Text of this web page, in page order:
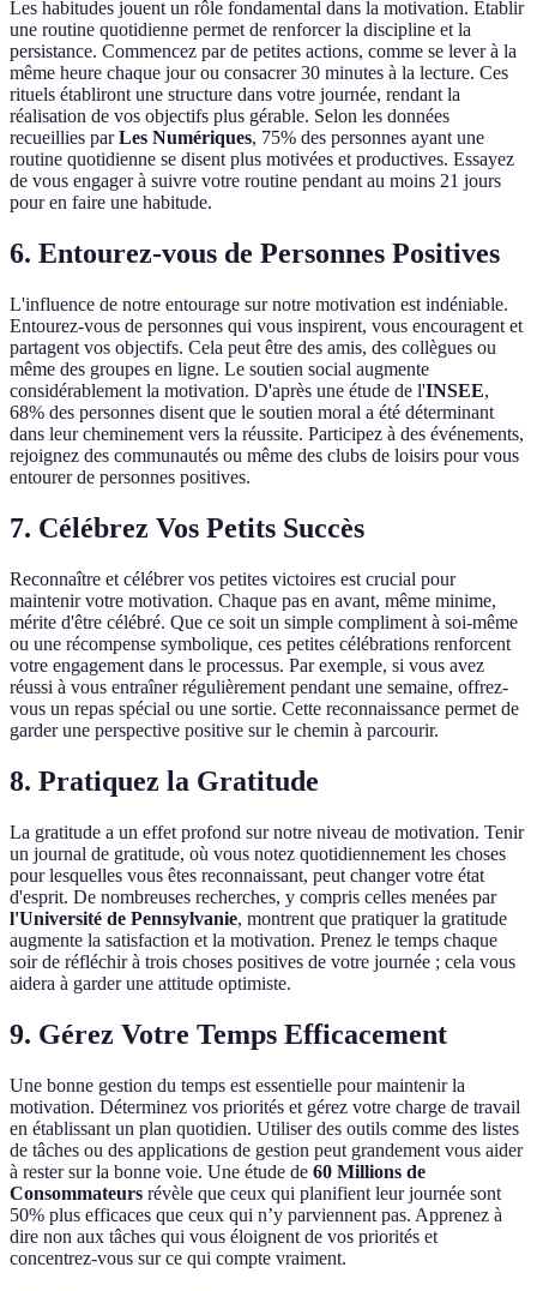
Les habitudes jouent un rôle fondamental dans la motivation. Établir
une routine quotidienne permet de renforcer la discipline et la
persistance. Commencez par de petites actions, comme se lever à la
même heure chaque jour ou consacrer 30 minutes à la lecture. Ces
rituels établiront une structure dans votre journée, rendant la
réalisation de vos objectifs plus gérable. Selon les données
recueillies parLes Numériques, 75% des personnes ayant une
routine quotidienne se disent plus motivées et productives. Essayez
de vous engager à suivre votre routine pendant au moins 21 jours
pour en faire une habitude.
6. Entourez-vous de Personnes Positives
L'influence de notre entourage sur notre motivation est indéniable.
Entourez-vous de personnes qui vous inspirent, vous encouragent et
partagent vos objectifs. Cela peut être des amis, des collègues ou
même des groupes en ligne. Le soutien social augmente
considérablement la motivation. D'après une étude de l'INSEE,
68% des personnes disent que le soutien moral a été déterminant
dans leur cheminement vers la réussite. Participez à des événements,
rejoignez des communautés ou même des clubs de loisirs pour vous
entourer de personnes positives.
7. Célébrez Vos Petits Succès
Reconnaître et célébrer vos petites victoires est crucial pour
maintenir votre motivation. Chaque pas en avant, même minime,
mérite d'être célébré. Que ce soit un simple compliment à soi-même
ou une récompense symbolique, ces petites célébrations renforcent
votre engagement dans le processus. Par exemple, si vous avez
réussi à vous entraîner régulièrement pendant une semaine, offrez-
vous un repas spécial ou une sortie. Cette reconnaissance permet de
garder une perspective positive sur le chemin à parcourir.
8. Pratiquez la Gratitude
La gratitude a un effet profond sur notre niveau de motivation. Tenir
un journal de gratitude, où vous notez quotidiennement les choses
pour lesquelles vous êtes reconnaissant, peut changer votre état
d'esprit. De nombreuses recherches, y compris celles menées par
l'Université de Pennsylvanie, montrent que pratiquer la gratitude
augmente la satisfaction et la motivation. Prenez le temps chaque
soir de réfléchir à trois choses positives de votre journée ; cela vous
aidera à garder une attitude optimiste.
9. Gérez Votre Temps Efficacement
Une bonne gestion du temps est essentielle pour maintenir la
motivation. Déterminez vos priorités et gérez votre charge de travail
en établissant un plan quotidien. Utiliser des outils comme des listes
de tâches ou des applications de gestion peut grandement vous aider
à rester sur la bonne voie. Une étude de 60 Millions de
Consommateurs révèle que ceux qui planifient leur journée sont
50% plus efficaces que ceux qui n’y parviennent pas. Apprenez à
dire non aux tâches qui vous éloignent de vos priorités et
concentrez-vous sur ce qui compte vraiment.